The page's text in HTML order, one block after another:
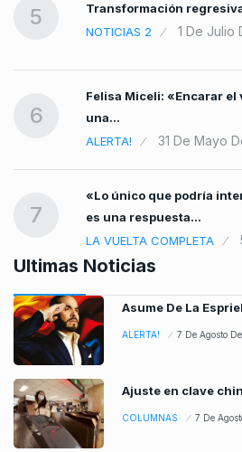
5
Transformación
NOTICIAS 2
1 De Julio
6
Felisa Miceli: «Encarar
una…
ALERTA!
31 De Mayo
7
«Lo único que podría
es una respuesta…
LA VUELTA COMPLETA
Ultimas Noticias
Asume De La
ALERTA! 7 De Agosto
Ajuste en clave
COLUMNAS 7 De